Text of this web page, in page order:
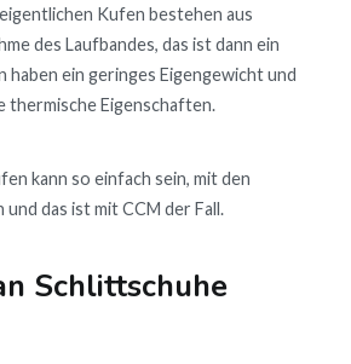
Kufen bestehen aus
des Laufbandes, das ist dann ein
haben ein geringes Eigengewicht und
thermische Eigenschaften.
kann so einfach sein, mit den
das ist mit CCM der Fall.
Schlittschuhe